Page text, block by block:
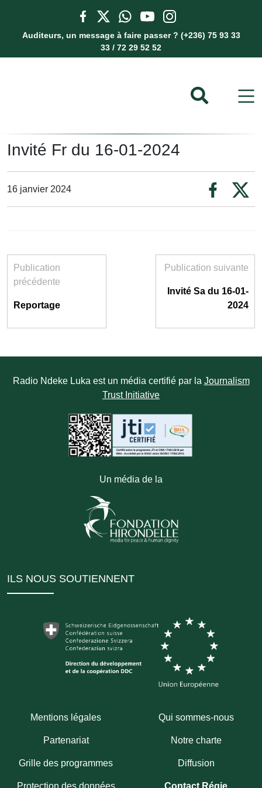
Auditeurs, un message à faire passer ? (+236) 75 93 33
33 / 72 29 52 52
Invité Fr du 16-01-2024
16 janvier 2024
Publication
précédente
Reportage
Publication suivante
Invité Sa du 16-01-
2024
Radio Ndeke Luka est un média certifié par la Journalism
Trust Initiative
Un média de la
ILS NOUS SOUTIENNENT
Mentions légales Qui sommes-nous
Partenariat Notre charte
Grille des programmes Diffusion
Protection des données Contact Régie